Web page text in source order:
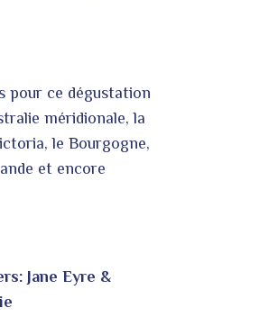
pour ce dégustation
méridionale, la
le Bourgogne,
et encore
Jane Eyre &